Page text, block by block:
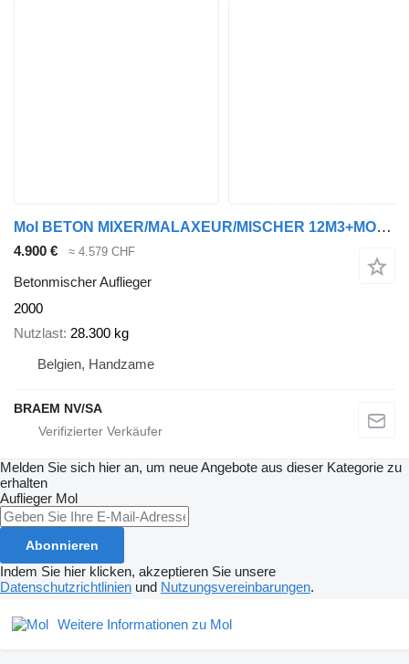
Mol BETON MIXER/MALAXEUR/MISCHER 12M3+MOTOR/MOTEUR
4.900 € ≈ 4.579 CHF
Betonmischer Auflieger
2000
Nutzlast 28.300 kg
Belgien, Handzame
BRAEM NV/SA
Melden Sie sich hier an, um neue Angebote aus dieser Kategorie zu
erhalten
Auflieger Mol
Abonnieren
Indem Sie hier klicken, akzeptieren Sie unsere
Datenschutzrichtlinien und Nutzungsvereinbarungen.
Weitere Informationen zu Mol